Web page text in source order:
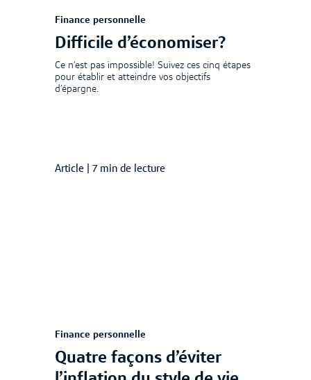
Finance personnelle
Difficile d’économiser?
Ce n’est pas impossible! Suivez ces cinq étapes
pour établir et atteindre vos objectifs
d’épargne.
Article 7 min de lecture
Finance personnelle
Quatre façons d’éviter